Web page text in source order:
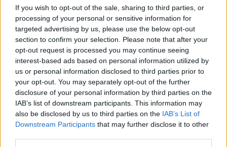
If you wish to opt-out of the sale, sharing to third parties, or
processing of your personal or sensitive information for
targeted advertising by us, please use the below opt-out
section to confirm your selection. Please note that after your
opt-out request is processed you may continue seeing
interest-based ads based on personal information utilized by
us or personal information disclosed to third parties prior to
your opt-out. You may separately opt-out of the further
disclosure of your personal information by third parties on the
IAB’s list of downstream participants. This information may
also be disclosed by us to third parties on the IAB’s List of
Downstream Participants that may further disclose it to other